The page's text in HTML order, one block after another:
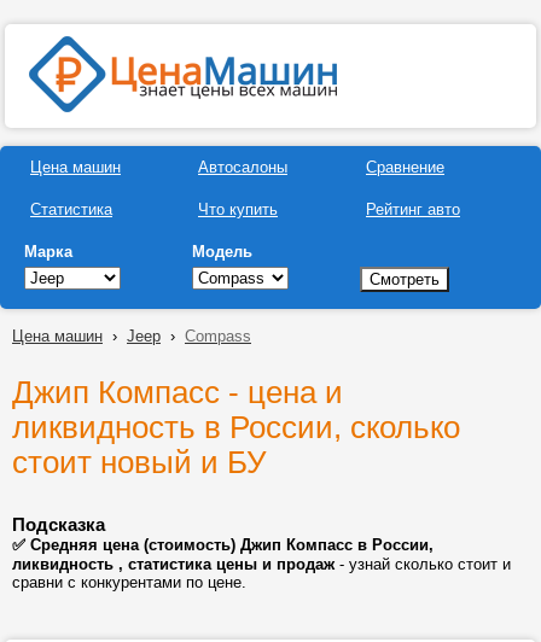
Цена машин
Статистика
Автосалоны
Что купить
Сравнение
Рейтинг авто
Марка Модель
Цена машин › Jeep › Compass
Джип Компасс - цена и
ликвидность в России, сколько
стоит новый и БУ
Подсказка
✅ Средняя цена (стоимость) Джип Компасс в России,
ликвидность , статистика цены и продаж- узнай сколько стоит и
сравни с конкурентами по цене.